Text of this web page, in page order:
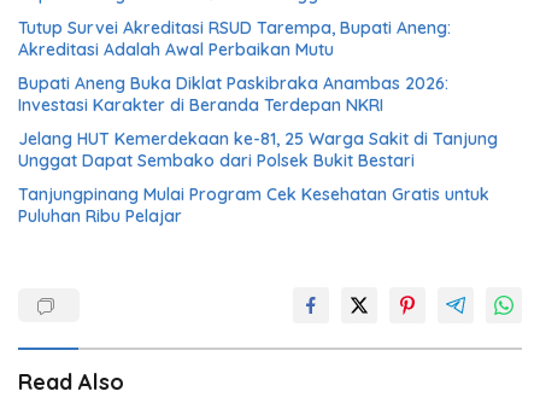
Tutup Survei Akreditasi RSUD Tarempa, Bupati Aneng:
Akreditasi Adalah Awal Perbaikan Mutu
Bupati Aneng Buka Diklat Paskibraka Anambas 2026:
Investasi Karakter di Beranda Terdepan NKRI
Jelang HUT Kemerdekaan ke-81, 25 Warga Sakit di Tanjung
Unggat Dapat Sembako dari Polsek Bukit Bestari
Tanjungpinang Mulai Program Cek Kesehatan Gratis untuk
Puluhan Ribu Pelajar
Read Also